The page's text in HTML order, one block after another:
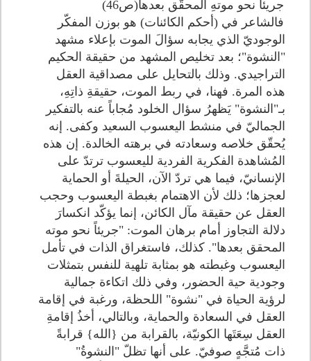
جريئاً نحو موتهِ المحقّق بعدها(ص46)
فالشاعر في (أحكم الكائنات) هو بوزن المفكّر
الوجوديّ الذي يجابه سؤالَ الموت بإعلاء مشهد
"النشوة"؛ بعد تخليص المشهد من حقيقة الحكيم
التراجيدي. وذلك بالتحايل على مصداقية العقل
هذه المرة. فهنا، في ربط الموت، حقيقةِ ذاتِهِ،
بـ"النشوة" يَظهرُ سؤال الخلود مُجاباً عنه بالتفكير
الجماليّ في منشط اليعسوب السعيد وكفى. إنه
يُحقّق خلاصه وسعادته في برهته الخالدة. إن هذه
المُشاهدة الفكرية الفردية لليعسوب ترتدّ على
الإنسانيّ، فيما هي تردّ الآن، الحيلةَ أو الحماية
لعجزها؛ ذلك لأن الاهتمام بغبطة اليعسوب وحجب
العقل عن حقيقة مآل الكائن، إنما يؤكّد انكسارَ
دلالة التجاوز أمام برهان الموت: "جريئاً نحو موته
المحقق بعدها". كذلك، فاستغراق الذات في تأمل
اليعسوب وغبطته هو بمثابة تلهية للنفس بتمثلات
وجودية حية الحضور، وفي ذلك اتكاءة جمالية
لرؤية الحياة في "نشوة" اللحظة، ورغبة في إقامة
العقل في السعادة والحماية، وبالتالي، أخذُ إقامةِ
العقل سِعَتَها الكونيّة، بالقرابة من {الله} قرابةً
ذات مُتجَّهٍ صوفيّ. على أنها تظلّ "النشوةُ"